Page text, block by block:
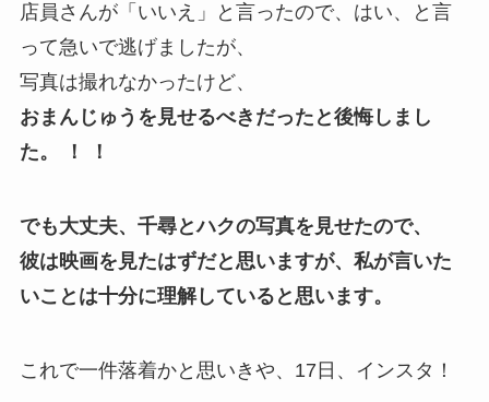
店員さんが「いいえ」と言ったので、はい、と言
って急いで逃げましたが、
写真は撮れなかったけど、
おまんじゅうを見せるべきだったと後悔しまし
た。 ！ ！
でも大丈夫、千尋とハクの写真を見せたので、
彼は映画を見たはずだと思いますが、私が言いた
いことは十分に理解していると思います。
これで一件落着かと思いきや、17日、インスタ！